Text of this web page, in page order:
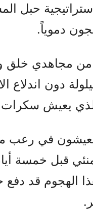
حبل
دموياً.
دون اندلاع
الذي يعيش
قبل خمسة
الهجوم قد دفع